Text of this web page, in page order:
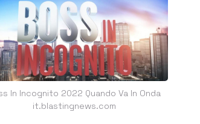
In Incognito 2022 Quando Va In Onda
it.blastingnews.com